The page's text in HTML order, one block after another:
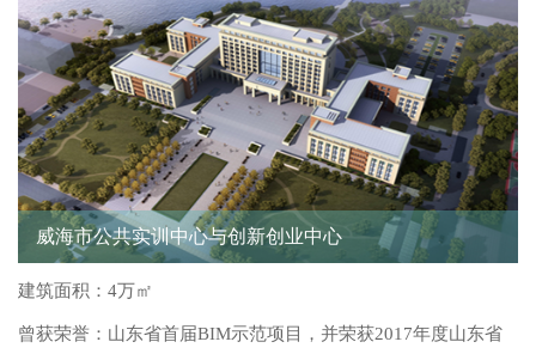
集成。
威海市公共实训中心与创新创业中心
建筑面积：4万㎡
曾获荣誉：山东省首届BIM示范项目，并荣获2017年度山东省